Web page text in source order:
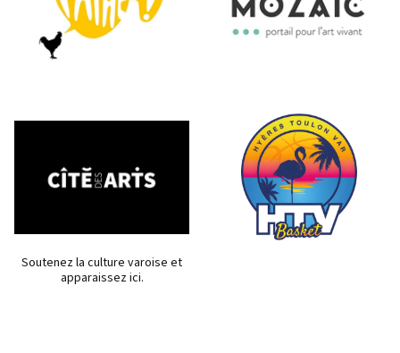
Soutenez la culture varoise et
apparaissez ici.